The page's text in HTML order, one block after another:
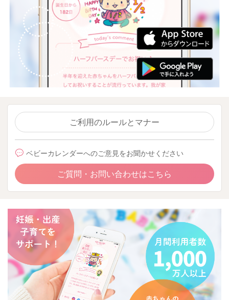
ご利用のルールとマナー
ベビーカレンダーへのご意見をお聞かせください
ご質問・お問い合わせはこちら